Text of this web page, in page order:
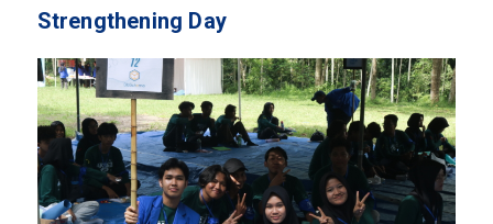
Strengthening Day